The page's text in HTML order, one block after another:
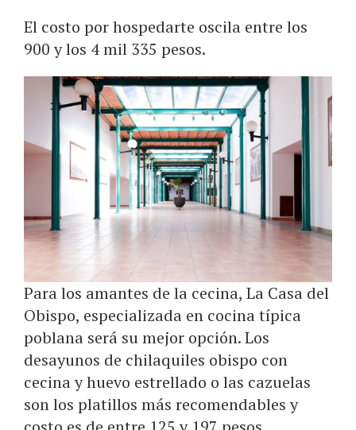
El costo por hospedarte oscila entre los
900 y los 4 mil 335 pesos.
Para los amantes de la cecina, La Casa del
Obispo, especializada en cocina típica
poblana será su mejor opción. Los
desayunos de chilaquiles obispo con
cecina y huevo estrellado o las cazuelas
son los platillos más recomendables y